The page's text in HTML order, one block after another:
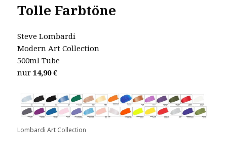
Tolle Farbtöne
Steve Lombardi
Modern Art Collection
500ml Tube
nur14,90 €
Lombardi Art Collection